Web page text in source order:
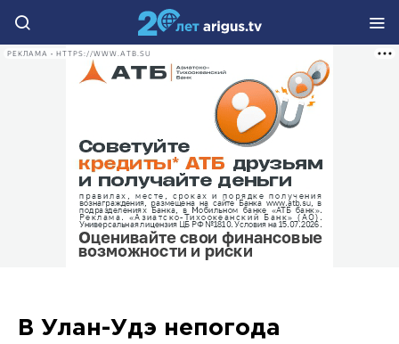
РЕКЛАМА • HTTPS://WWW.ATB.SU
В Улан-Удэ непогода